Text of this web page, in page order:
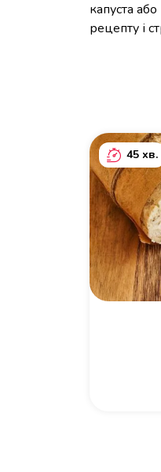
капуста
рецепту і
45 хв.